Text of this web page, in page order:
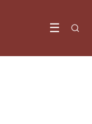
☰